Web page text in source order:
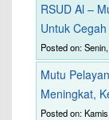
RSUD Al –
Untuk
Posted on:
Mutu
Meningkat,
Posted on: